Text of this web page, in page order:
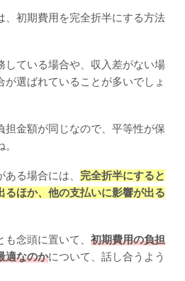
、初期費用を完全折半にする方法
している場合や、収入差がない場
選ばれていることが多いでしょ
担金額が同じなので、平等性が保
る場合には、 完全折半にすると
るほか、他の支払いに影響が出る
念頭に置いて、 初期費用の負担
適なのかについて、話し合うよう